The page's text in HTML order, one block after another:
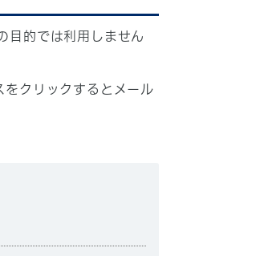
目的では利用しません
をクリックするとメール